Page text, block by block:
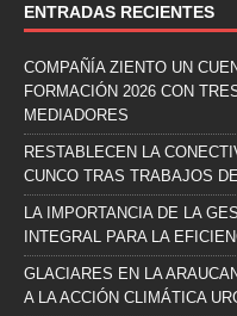
ENTRADAS RECIENTES
COMPAÑÍA ZIENTO UN
FORMACIÓN 2026 CON
MEDIADORES
RESTABLECEN LA
CUNCO TRAS TRABAJOS
LA IMPORTANCIA DE LA
INTEGRAL PARA LA
GLACIARES EN LA
A LA ACCIÓN CLIMÁTICA